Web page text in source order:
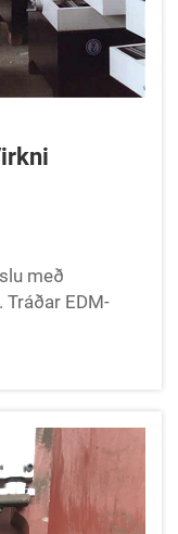
með
EDM-
og
kunna...